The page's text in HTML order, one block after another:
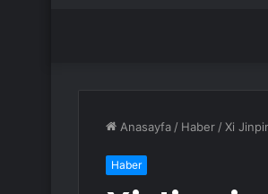
Anasayfa / Haber /Xi
Haber